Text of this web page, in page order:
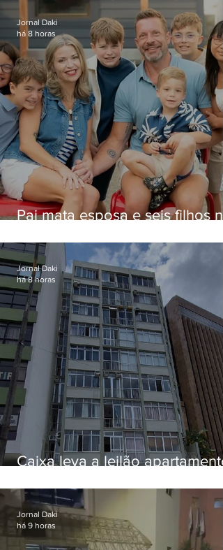
Pai mata esposa e seis filhos
Jornal Daki
há 8 horas
Caixa leva a leilão apartamento
Botafogo
Jornal Daki
há 8 horas
Jornal Daki
há 9 horas